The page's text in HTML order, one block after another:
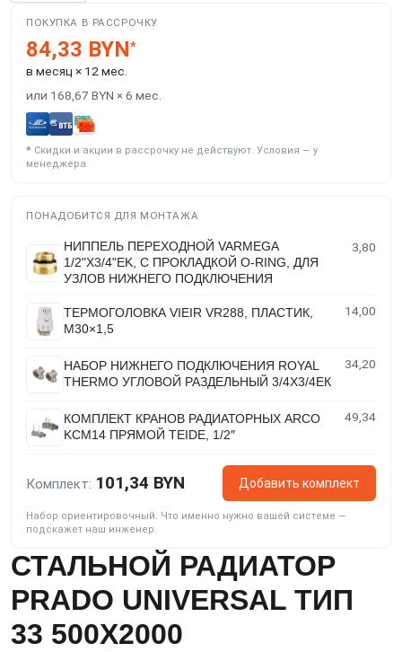
ПОКУПКА В РАССРОЧКУ
84,33 BYN*
в месяц × 12 мес.
или 168,67 BYN × 6 мес.
* Скидки и акции в рассрочку не действуют. Условия — у
менеджера.
ПОНАДОБИТСЯ ДЛЯ МОНТАЖА
НИППЕЛЬ ПЕРЕХОДНОЙ VARMEGA
1/2"Х3/4"EK, С ПРОКЛАДКОЙ O-RING, ДЛЯ
УЗЛОВ НИЖНЕГО ПОДКЛЮЧЕНИЯ
3,80
ТЕРМОГОЛОВКА VIEIR VR288, ПЛАСТИК,
M30×1,5
14,00
НАБОР НИЖНЕГО ПОДКЛЮЧЕНИЯ ROYAL
THERMO УГЛОВОЙ РАЗДЕЛЬНЫЙ 3/4Х3/4ЕК
34,20
КОМПЛЕКТ КРАНОВ РАДИАТОРНЫХ ARCO
KCM14 ПРЯМОЙ TEIDE, 1/2″
49,34
Комплект: 101,34 BYN Добавить комплект
Набор ориентировочный. Что именно нужно вашей системе —
подскажет наш инженер.
СТАЛЬНОЙ РАДИАТОР
PRADO UNIVERSAL ТИП
33 500X2000